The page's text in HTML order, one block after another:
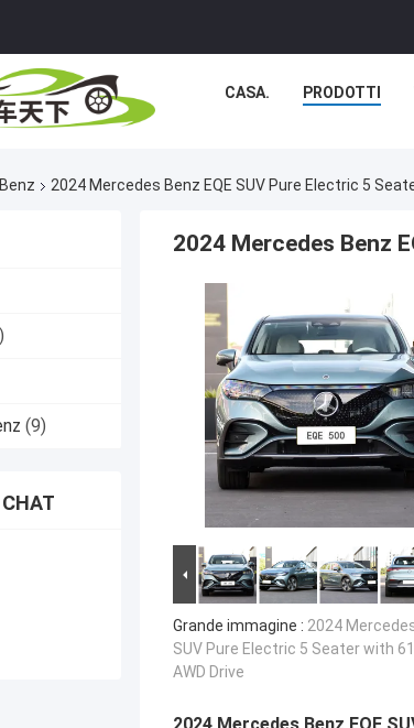
CASA. PRODOTTI
2024 Mercedes Benz EQE SUV Pure Electric 5
(9)
2024 Mercedes Benz
Grande immagine : 2024
SUV Pure Electric 5 Seater with
AWD Drive